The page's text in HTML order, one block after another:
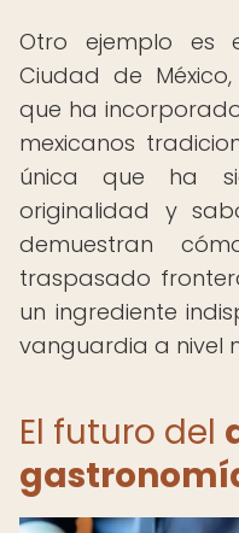
Otro ejemplo es
Ciudad de
que ha
mexicanos
única que ha
originalidad y
demuestran
traspasado
un ingrediente
vanguardia a nivel
El futuro del